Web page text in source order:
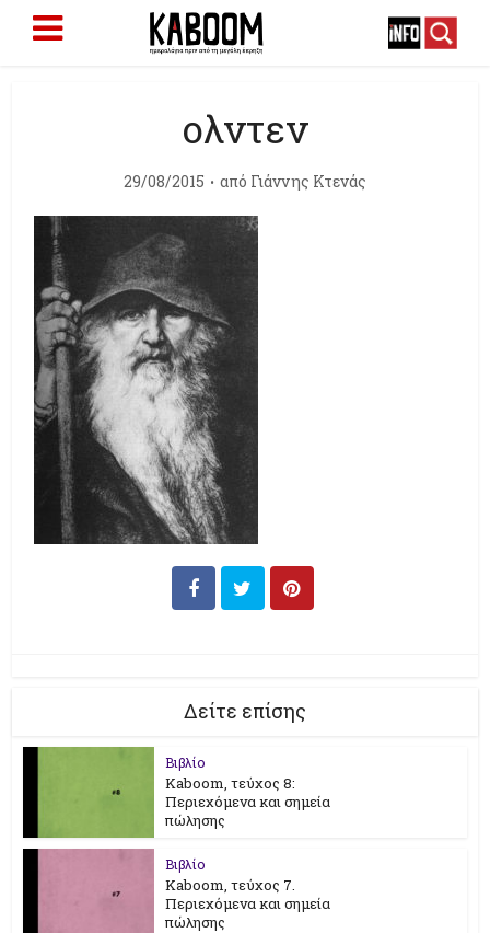
ολντεν
29/08/2015 από Γιάννης Κτενάς
Δείτε επίσης
Βιβλίο
Kaboom, τεύχος 8:
Περιεχόμενα και σημεία
πώλησης
Βιβλίο
Kaboom, τεύχος 7.
Περιεχόμενα και σημεία
πώλησης